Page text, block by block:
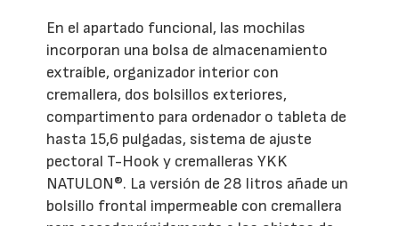
En el apartado funcional, las mochilas
incorporan una bolsa de almacenamiento
extraíble, organizador interior con
cremallera, dos bolsillos exteriores,
compartimento para ordenador o tableta de
hasta 15,6 pulgadas, sistema de ajuste
pectoral T-Hook y cremalleras YKK
NATULON®. La versión de 28 litros añade un
bolsillo frontal impermeable con cremallera